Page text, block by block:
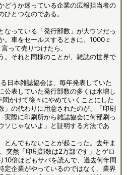
どうか迷っている企業の広報担当者の
とつなのである。
なっている「発行部数」が大ウソだっ
。車をセールスするときに、1000ｃ
って売りつけたら、
。それと同様のことが、雑誌の世界で
日本雑誌協会は、毎年発表していた
公表していた発行部数の多くは水増し
かけて徐々にやめていくことにした
」の代わりに用意されたのが、「印刷
実際に印刷所から雑誌協会に何部刷っ
ソじゃないよ」と証明する方法であ
とんでもないことが起こった。去年ま
突然「印刷部数は2万部です」とゲロ
10倍ほどもサバを読んで、過去何年間
定企業がやっているのではなく、業界